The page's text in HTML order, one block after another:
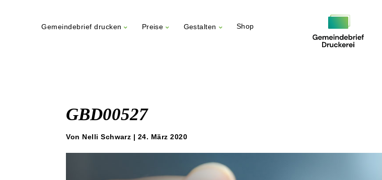
Gemeindebrief drucken Preise Gestalten Shop
GBD00527
Von Nelli Schwarz | 24. März 2020